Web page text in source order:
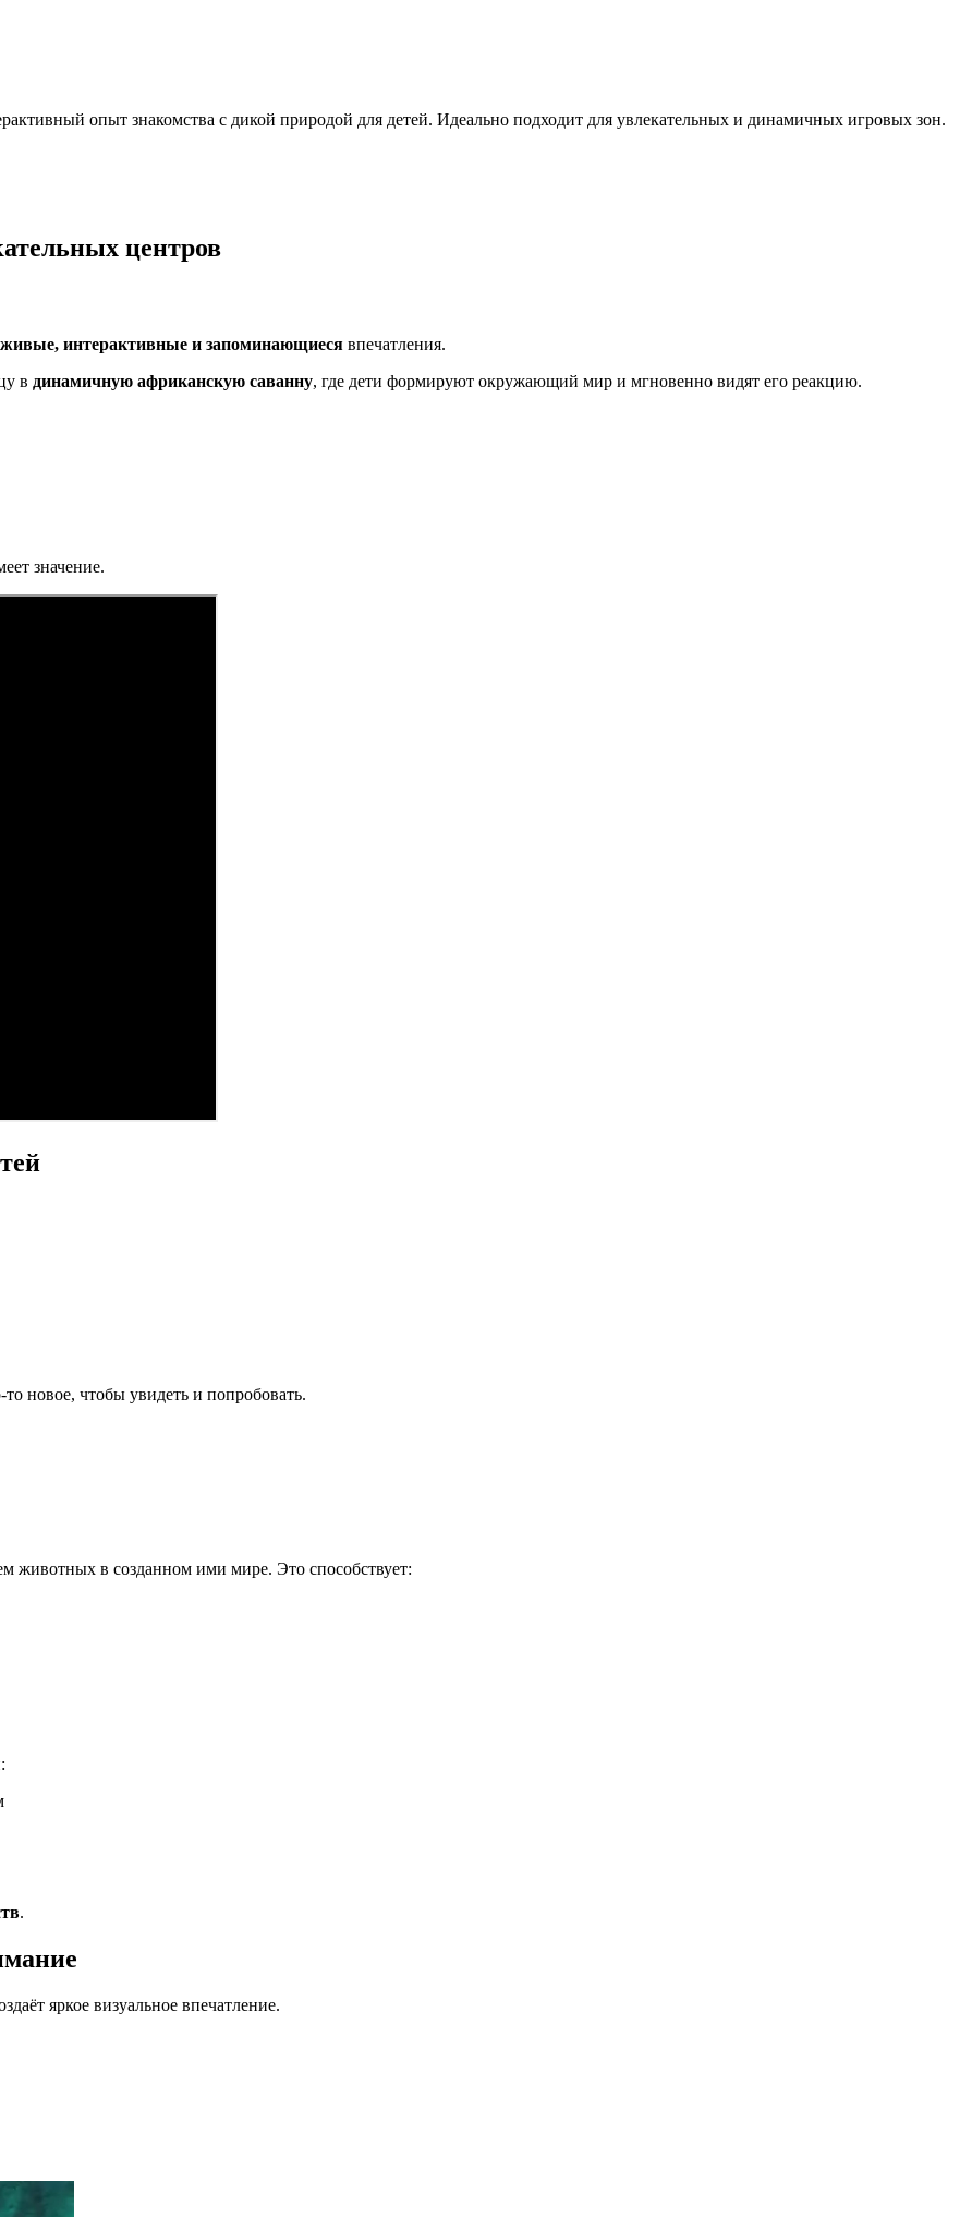
опыт знакомства с дикой природой для детей. Идеально подходит для увлекательных и динамичных игровых зон.
центров
живые, интерактивные и запоминающиеся впечатления.
в динамичную африканскую саванну, где дети формируют окружающий мир и мгновенно видят его реакцию.
значение.
новое, чтобы увидеть и попробовать.
животных в созданном ими мире. Это способствует:
.
яркое визуальное впечатление.